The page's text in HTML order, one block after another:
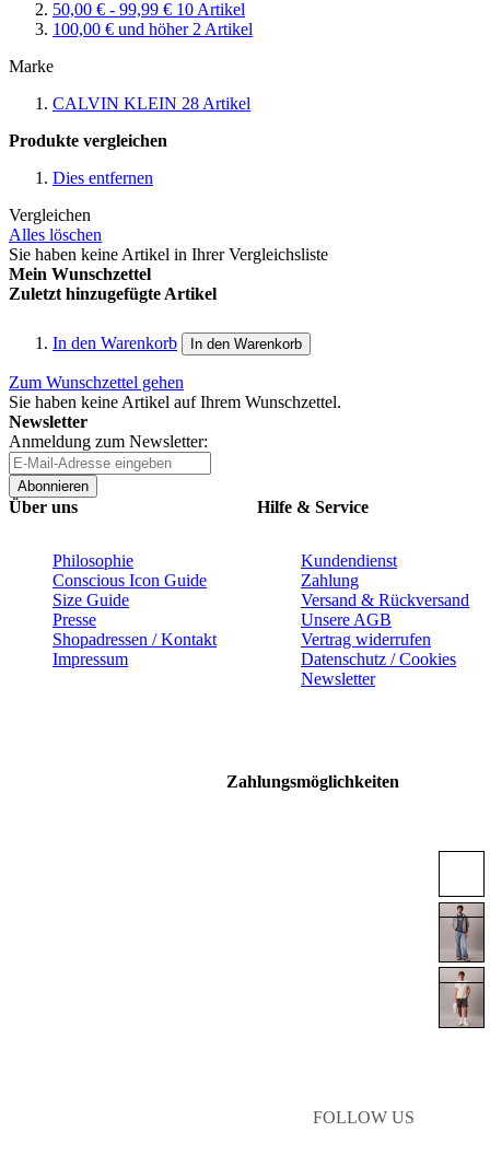
50,00 € - 99,99 € 10 Artikel
100,00 € und höher 2 Artikel
Marke
CALVIN KLEIN 28 Artikel
Produkte vergleichen
Dies entfernen
Vergleichen
Alles löschen
Sie haben keine Artikel in Ihrer Vergleichsliste
Mein Wunschzettel
Zuletzt hinzugefügte Artikel
In den Warenkorb In den Warenkorb
Zum Wunschzettel gehen
Sie haben keine Artikel auf Ihrem Wunschzettel.
Newsletter
Anmeldung zum Newsletter:
Abonnieren
Über uns
Philosophie
Conscious Icon Guide
Size Guide
Presse
Shopadressen / Kontakt
Impressum
Hilfe & Service
Kundendienst
Zahlung
Versand & Rückversand
Unsere AGB
Vertrag widerrufen
Datenschutz / Cookies
Newsletter
Zahlungsmöglichkeiten
FOLLOW US